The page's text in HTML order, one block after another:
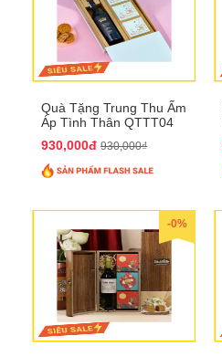
Quà Tặng Trung Thu Ấm
Áp Tình Thân QTTT04
930,000đ 930,000₫
-0%